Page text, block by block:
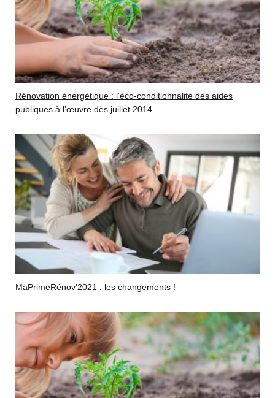
Rénovation énergétique : l’éco-conditionnalité des aides
publiques à l’œuvre dès juillet 2014
MaPrimeRénov’2021 : les changements !